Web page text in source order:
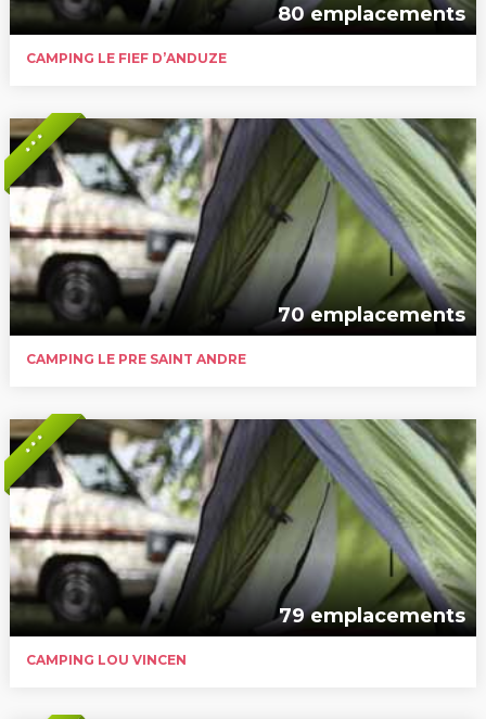
80 emplacements
CAMPING LE FIEF D’ANDUZE
* * *
70 emplacements
CAMPING LE PRE SAINT ANDRE
* * *
79 emplacements
CAMPING LOU VINCEN